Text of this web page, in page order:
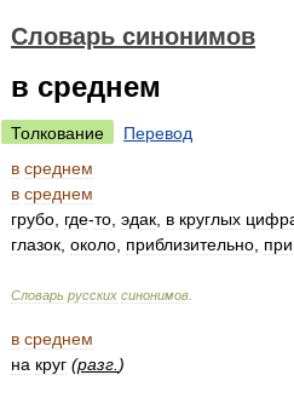
Словарь синонимов
в среднем
Толкование
Перевод
в среднем
в среднем
грубо где-то эдак в круглых
глазок около приблизительно
Словарь русских синонимов
в среднем
на круг (разг )